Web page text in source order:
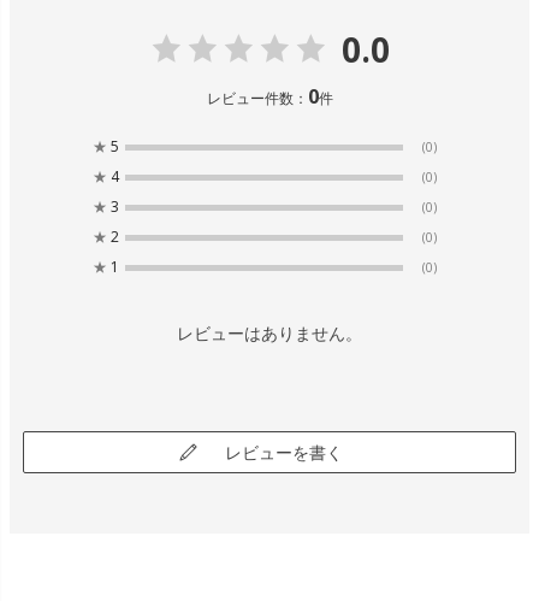
0.0
レビュー件数： 0件
★ 5 (0)
★ 4 (0)
★ 3 (0)
★ 2 (0)
★ 1 (0)
レビューはありません。
レビューを書く